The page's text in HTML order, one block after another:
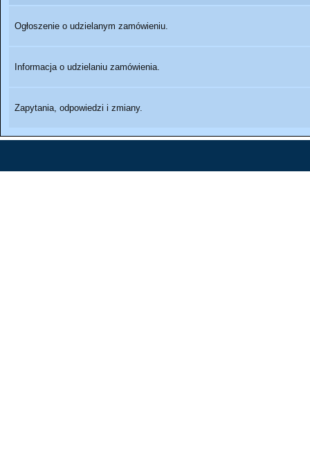
Ogłoszenie o udzielanym zamówieniu.
Informacja o udzielaniu zamówienia.
Zapytania, odpowiedzi i zmiany.